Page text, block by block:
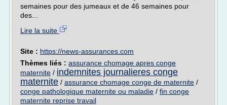
semaines pour des jumeaux et de 46 semaines pour
des...
Lire la suite
Site : https://news-assurances.com
Thèmes liés : assurance chomage apres conge
maternite / indemnites journalieres conge
maternite / assurance chomage conge de maternite /
conge pathologique maternite ou maladie / fin conge
maternite reprise travail